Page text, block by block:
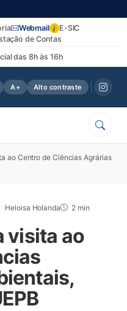
das 8h às 16h
Webmail i E-SIC
de Contas
A+ Alto contraste
ao Centro de Ciências Agrárias
Heloisa Holanda 2 min
visita ao